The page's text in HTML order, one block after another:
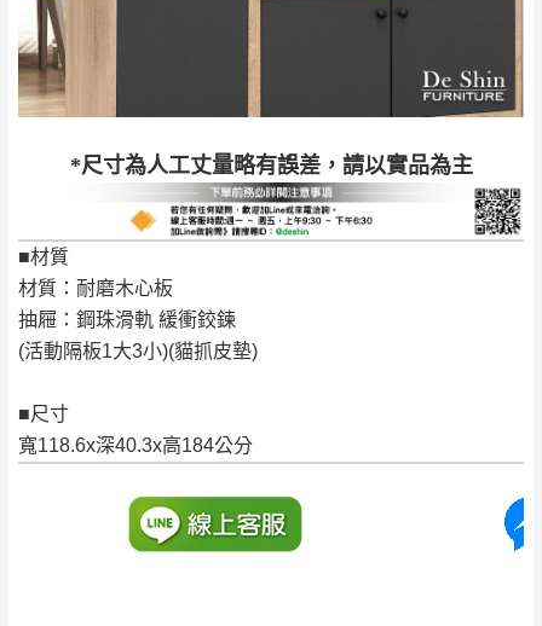
*尺寸為人工丈量略有誤差，請以實品為主
■材質
材質：耐磨木心板
抽屜：鋼珠滑軌 緩衝鉸鍊
(活動隔板1大3小)(貓抓皮墊)
■尺寸
寬118.6x深40.3x高184公分
配送天數：5~14天
到貨時間：指定送貨日當天以電話聯絡確認
台北市、新北市地區固定每周(三)、(日)兩天收送貨
暫無配送地區
雄、屏東、宜蘭、 花蓮、台東、金門、馬祖、澎湖地區
（可於LINE線上詢問 →@dershin
加收說明
完成出貨15個工作天另行寄出，另外約加上2~7個
工作天內送達，如遇國定假日將順延寄送。
退換貨說明：
公司客服人員，我們將為您更換新品，運費
皆由本站負責，所有退回及換貨之商品必須
是全新狀態且完整包裝，床墊、床包、枕頭
包裝、廠商紙及所有附隨文件或資料之完整
性)，若未依照上述方式處理，恕無法接受退
貨。
際商品的顏色、質感稍有不同，如因此而需
訂購前詳加確認。(包含商品尺寸是否合適)。
訂購前請確認商品尺寸，大型物件因為人工